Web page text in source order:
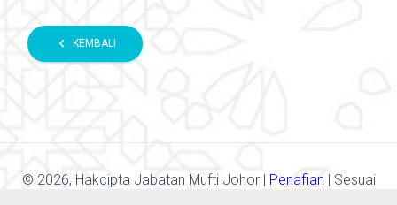
chevron_left KEMBALI
© 2026, Hakcipta Jabatan Mufti Johor | Penafian | Sesuai